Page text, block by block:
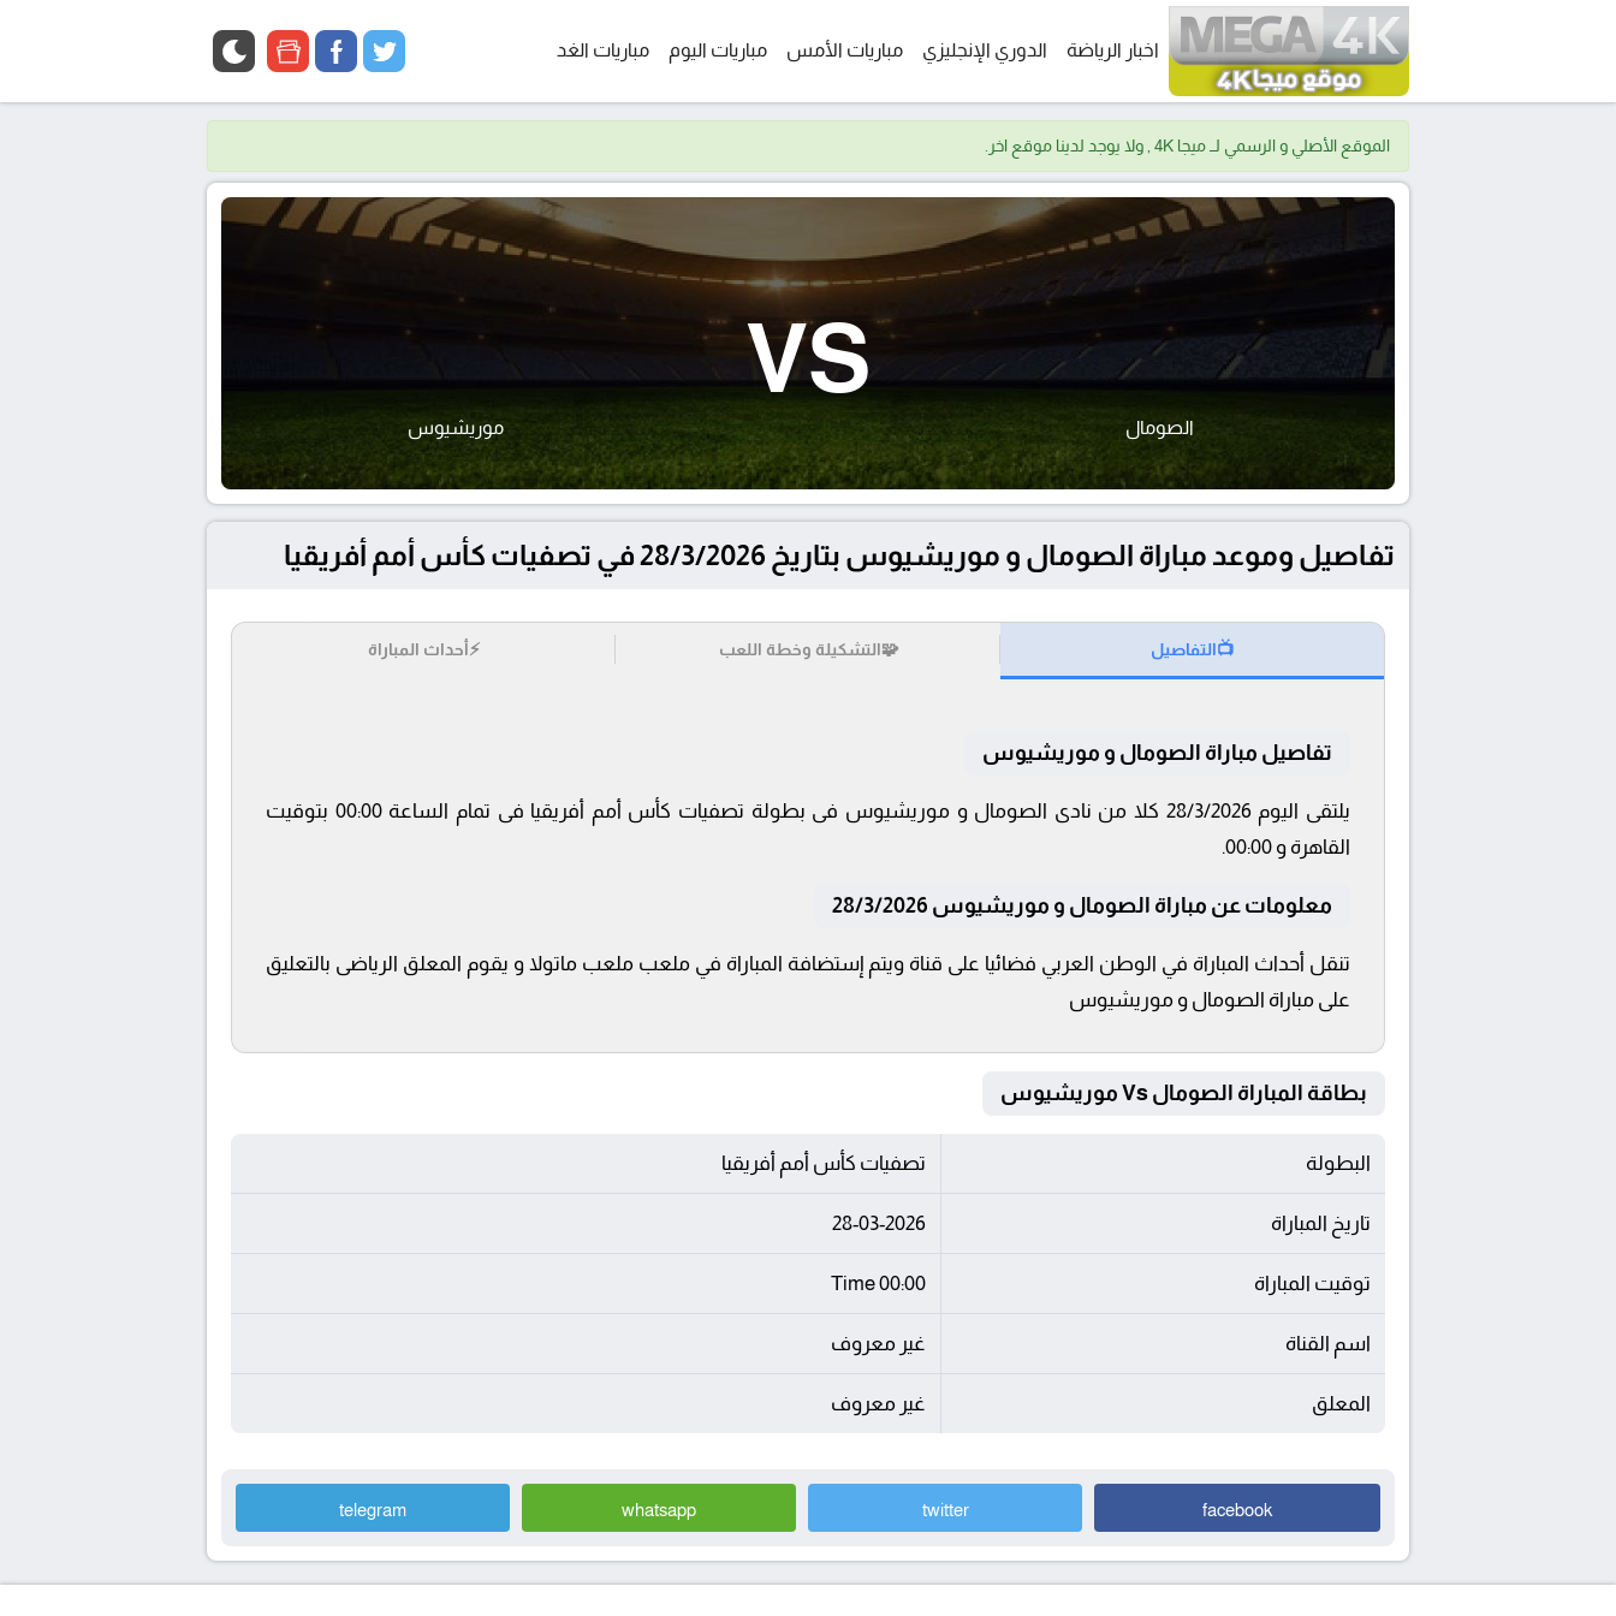
اخبار الرياضة الدوري الإنجليزي مباريات الأمس مباريات اليوم مباريات الغد twitter
facebook
google
الموقع الأصلي و الرسمي لــ ميجا 4K , ولا يوجد لدينا موقع اخر.
الصومال
VS
موريشيوس
تفاصيل وموعد مباراة الصومال و موريشيوس بتاريخ 28/3/2026 في تصفيات كأس أمم أفريقيا
📺التفاصيل 🧩التشكيلة وخطة اللعب ⚡أحداث المباراة
تفاصيل مباراة الصومال و موريشيوس
يلتقى اليوم 28/3/2026 كلا من نادى الصومال و موريشيوس فى بطولة تصفيات كأس أمم أفريقيا فى تمام الساعة 00:00 بتوقيت
القاهرة و 00:00.
معلومات عن مباراة الصومال و موريشيوس 28/3/2026
تنقل أحداث المباراة في الوطن العربي فضائيا على قناة ويتم إستضافة المباراة في ملعب ملعب ماتولا و يقوم المعلق الرياضى بالتعليق
على مباراة الصومال و موريشيوس
بطاقة المباراة الصومال Vs موريشيوس
البطولة تصفيات كأس أمم أفريقيا
تاريخ المباراة 28-03-2026
توقيت المباراة 00:00 Time
اسم القناة غير معروف
المعلق غير معروف
facebook
twitter
whatsapp
telegram